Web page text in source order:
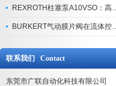
REXROTH柱塞泵
BURKERT气动
联系我们 Contact
东莞市广联自动化科技有限公司